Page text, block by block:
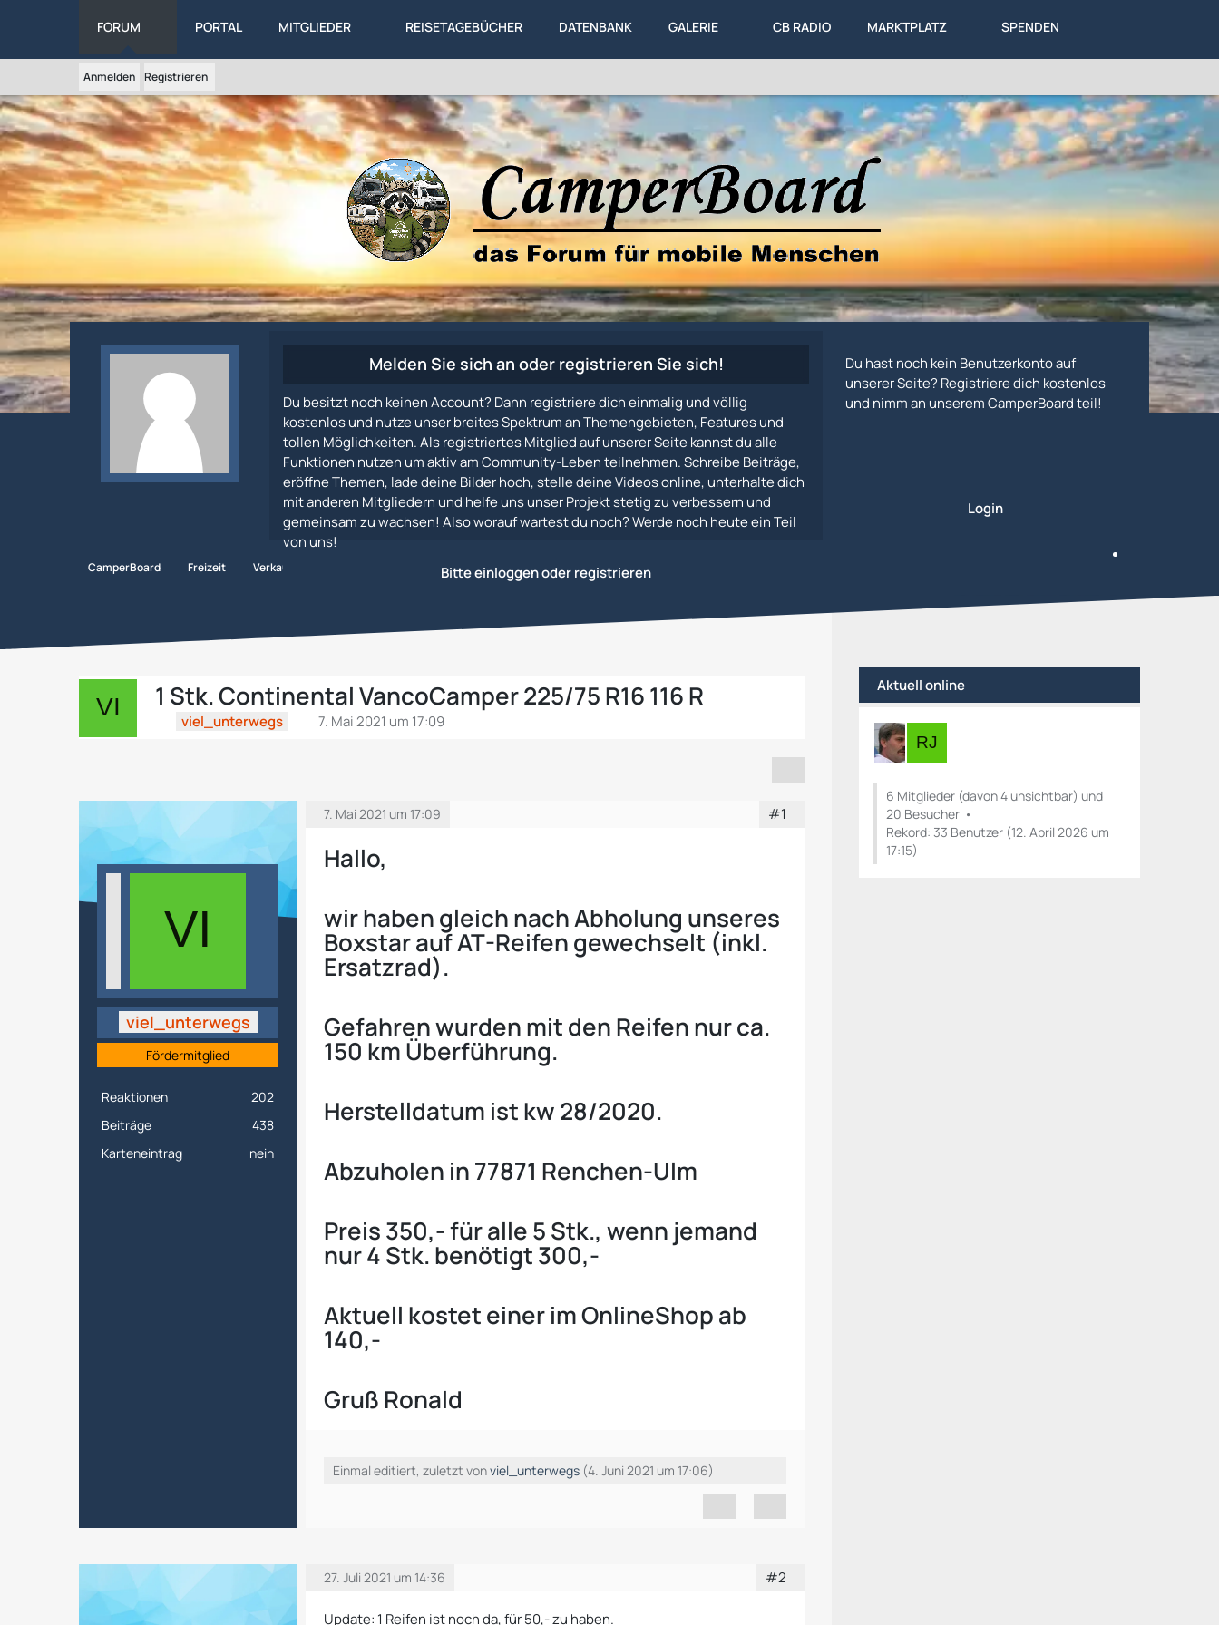
FORUM PORTAL MITGLIEDER REISETAGEBÜCHER DATENBANK GALERIE CB RADIO MARKTPLATZ SPENDEN
Anmelden Registrieren
Melden Sie sich an oder registrieren Sie sich!
Du besitzt noch keinen Account? Dann registriere dich einmalig und völlig
kostenlos und nutze unser breites Spektrum an Themengebieten, Features und
tollen Möglichkeiten. Als registriertes Mitglied auf unserer Seite kannst du alle
Funktionen nutzen um aktiv am Community-Leben teilnehmen. Schreibe Beiträge,
eröffne Themen, lade deine Bilder hoch, stelle deine Videos online, unterhalte dich
mit anderen Mitgliedern und helfe uns unser Projekt stetig zu verbessern und
gemeinsam zu wachsen! Also worauf wartest du noch? Werde noch heute ein Teil
von uns!
Bitte einloggen oder registrieren
Du hast noch kein Benutzerkonto auf
unserer Seite? Registriere dich kostenlos
und nimm an unserem CamperBoard teil!
Login
CamperBoard Freizeit Verkaufs-, Tausch- und Suchbörse
1 Stk. Continental VancoCamper 225/75 R16 116 R
viel_unterwegs 7. Mai 2021 um 17:09
viel_unterwegs
Fördermitglied
Reaktionen
202
Beiträge
438
Karteneintrag
nein
7. Mai 2021 um 17:09 #1
Hallo,
wir haben gleich nach Abholung unseres
Boxstar auf AT-Reifen gewechselt (inkl.
Ersatzrad).
Gefahren wurden mit den Reifen nur ca.
150 km Überführung.
Herstelldatum ist kw 28/2020.
Abzuholen in 77871 Renchen-Ulm
Preis 350,- für alle 5 Stk., wenn jemand
nur 4 Stk. benötigt 300,-
Aktuell kostet einer im OnlineShop ab
140,-
Gruß Ronald
Einmal editiert, zuletzt vonviel_unterwegs (4. Juni 2021 um 17:06)
27. Juli 2021 um 14:36 #2
Update: 1 Reifen ist noch da, für 50,- zu haben.
Aktuell online
6 Mitglieder (davon 4 unsichtbar) und
20 Besucher
Rekord: 33 Benutzer (12. April 2026 um
17:15)